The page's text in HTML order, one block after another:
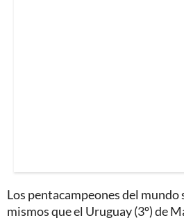
Los pentacampeones del mundo
mismos que el Uruguay (3º) de